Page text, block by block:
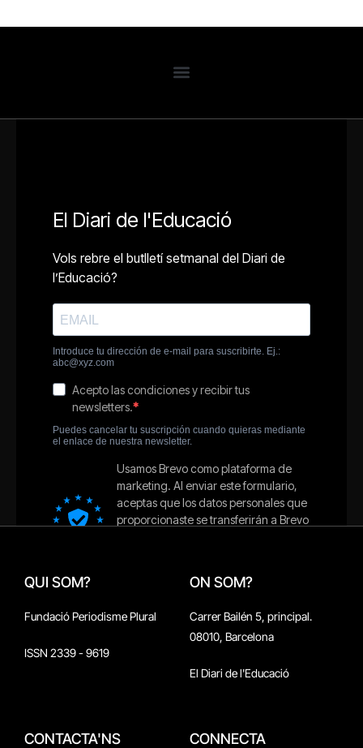
QUI SOM?
Fundació Periodisme Plural
ISSN 2339 - 9619
ON SOM?
Carrer Bailén 5, principal.
08010, Barcelona
El Diari de l'Educació
CONTACTA'NS CONNECTA